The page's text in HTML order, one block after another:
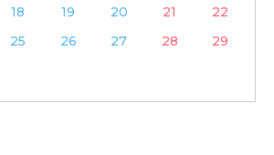
18 19 20 21
22
25 26 27 28
29